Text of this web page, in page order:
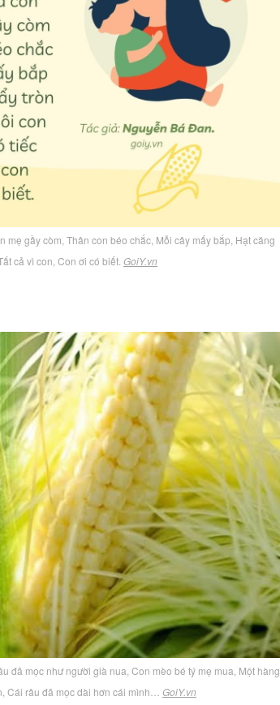
mẹ gầy còm, Thân con béo chắc, Mỗi cây mấy bắp, Hạt căng
cả vì con, Con ơi có biết. GoiY.vn
đã mọc như người già nua, Con mèo bé tý mẹ mua, Một hàng
Cái râu đã mọc dài hơn cái mình… GoiY.vn